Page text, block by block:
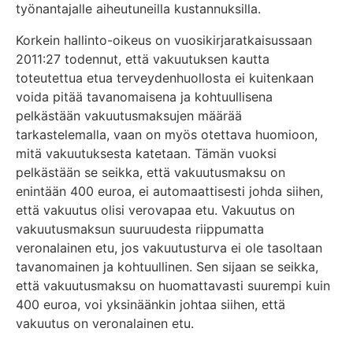
työnantajalle aiheutuneilla kustannuksilla.
Korkein hallinto-oikeus on vuosikirjaratkaisussaan
2011:27 todennut, että vakuutuksen kautta
toteutettua etua terveydenhuollosta ei kuitenkaan
voida pitää tavanomaisena ja kohtuullisena
pelkästään vakuutusmaksujen määrää
tarkastelemalla, vaan on myös otettava huomioon,
mitä vakuutuksesta katetaan. Tämän vuoksi
pelkästään se seikka, että vakuutusmaksu on
enintään 400 euroa, ei automaattisesti johda siihen,
että vakuutus olisi verovapaa etu. Vakuutus on
vakuutusmaksun suuruudesta riippumatta
veronalainen etu, jos vakuutusturva ei ole tasoltaan
tavanomainen ja kohtuullinen. Sen sijaan se seikka,
että vakuutusmaksu on huomattavasti suurempi kuin
400 euroa, voi yksinäänkin johtaa siihen, että
vakuutus on veronalainen etu.